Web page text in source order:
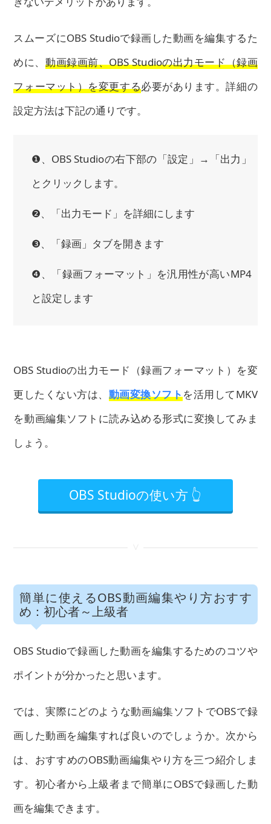
スムーズにOBS Studioで録画した動画を編集するた
めに、動画録画前、OBS Studioの出力モード（録画
フォーマット）を変更する必要があります。詳細の
設定方法は下記の通りです。
❶、OBS Studioの右下部の「設定」→「出力」
とクリックします。
❷、「出力モード」を詳細にします
❸、「録画」タブを開きます
❹、「録画フォーマット」を汎用性が高いMP4
と設定します
OBS Studioの出力モード（録画フォーマット）を変
更したくない方は、 動画変換ソフトを活用してMKV
を動画編集ソフトに読み込める形式に変換してみま
しょう。
OBS Studioの使い方 👆
簡単に使えるOBS動画編集やり方おすす
め：初心者～上級者
OBS Studioで録画した動画を編集するためのコツや
ポイントが分かったと思います。
では、実際にどのような動画編集ソフトでOBSで録
画した動画を編集すれば良いのでしょうか。次から
は、おすすめのOBS動画編集やり方を三つ紹介しま
す。初心者から上級者まで簡単にOBSで録画した動
画を編集できます。